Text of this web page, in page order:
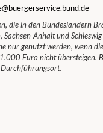
die in den Bundesländern
Sachsen-Anhalt und
nur genutzt werden, wenn die
Euro nicht übersteigen.
Durchführungsort.